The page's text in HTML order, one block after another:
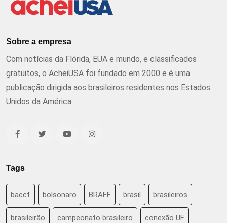
Sobre a empresa
Com notícias da Flórida, EUA e mundo, e classificados
gratuitos, o AcheiUSA foi fundado em 2000 e é uma
publicação dirigida aos brasileiros residentes nos Estados
Unidos da América
Tags
baccf bolsonaro BRAFF brasil brasileiros
brasileirão campeonato brasileiro conexão UF